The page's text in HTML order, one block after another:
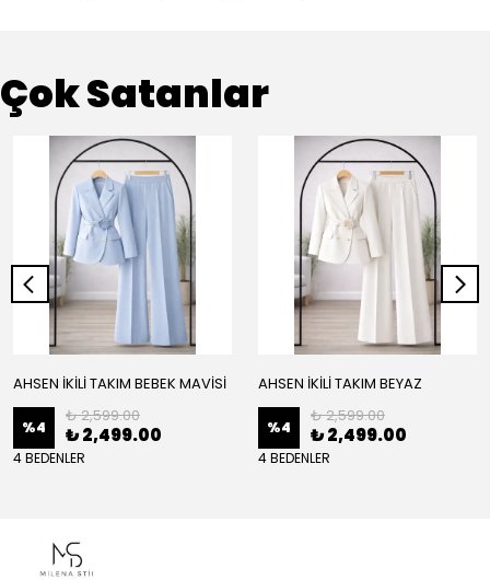
Çok Satanlar
AHSEN İKİLİ TAKIM BEBEK MAVİSİ
%4
₺ 2,599.00
₺ 2,499.00
4 BEDENLER
AHSEN İKİLİ TAKIM BEYAZ
%4
₺ 2,599.00
₺ 2,499.00
4 BEDENLER